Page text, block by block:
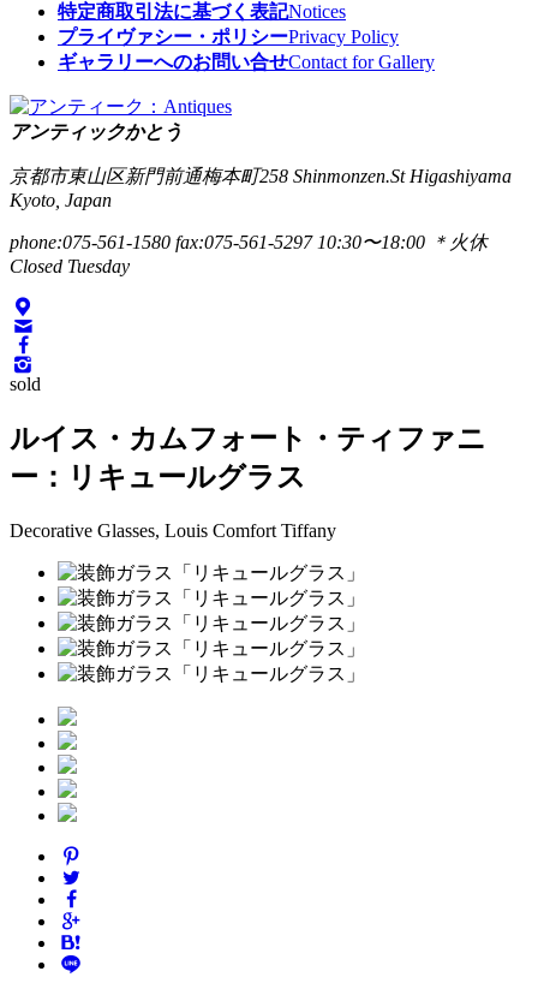
特定商取引法に基づく表記Notices
プライヴァシー・ポリシーPrivacy Policy
ギャラリーへのお問い合せContact for Gallery
アンティックかとう
京都市東山区新門前通梅本町258 Shinmonzen.St Higashiyama
Kyoto, Japan
phone:075-561-1580 fax:075-561-5297 10:30〜18:00 ＊火休
Closed Tuesday
sold
ルイス・カムフォート・ティファニ
ー：リキュールグラス
Decorative Glasses, Louis Comfort Tiffany